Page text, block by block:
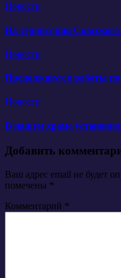
Новости
На территории
Новости
Продолжаются работы по
Новости
В нашем храме
Добавить
Ваш адрес email не будет
помечены *
Комментарий *